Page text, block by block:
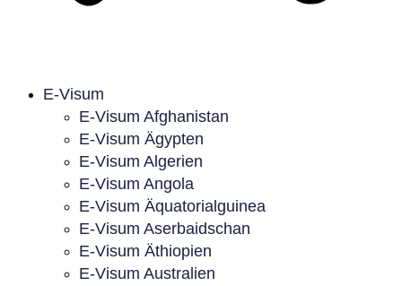
E-Visum
E-Visum Afghanistan
E-Visum Ägypten
E-Visum Algerien
E-Visum Angola
E-Visum Äquatorialguinea
E-Visum Aserbaidschan
E-Visum Äthiopien
E-Visum Australien